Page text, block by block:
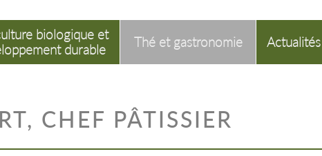
biologique et
durable
Thé et gastronomie Actualités
CHEF PÂTISSIER